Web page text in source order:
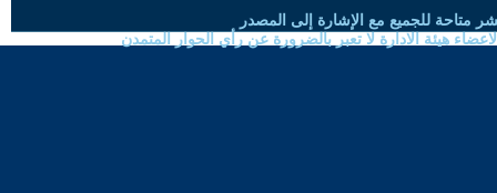
متاحة للجميع مع الإشارة إلى المصدر
هيئة الادارة لا تعبر بالضرورة عن رأي الحوار المتمدن